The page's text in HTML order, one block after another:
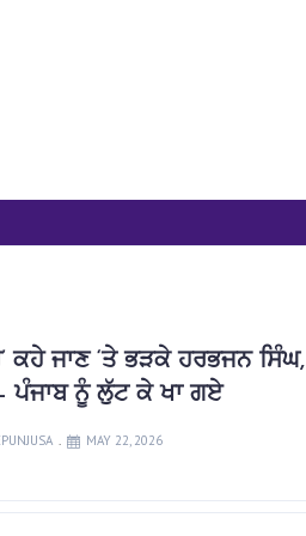
ਕਹੇ ਜਾਣ ‘ਤੇ ਭੜਕੇ ਹਰਭਜਨ ਸਿੰਘ,
ਪੰਜਾਬ ਨੂੰ ਲੁੱਟ ਕੇ ਖਾ ਗਏ
MAY 22, 2026